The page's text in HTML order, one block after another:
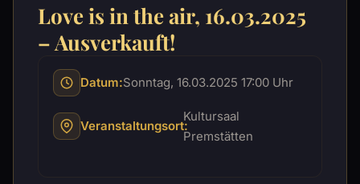
Love is in the air, 16.03.2025
– Ausverkauft!
Datum:Sonntag, 16.03.2025 17:00 Uhr
Veranstaltungsort:
Kultursaal
Premstätten